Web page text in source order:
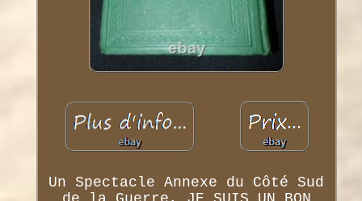
Un Spectacle Annexe du Côté Sud